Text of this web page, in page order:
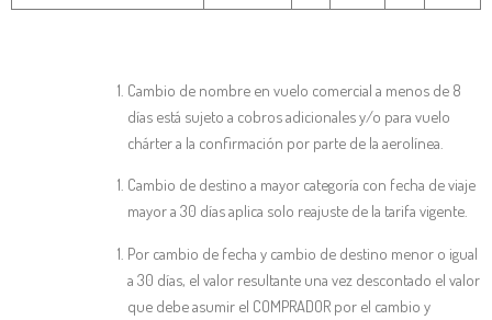
Cambio de nombre en vuelo comercial a menos de 8
días está sujeto a cobros adicionales y/o para vuelo
chárter a la confirmación por parte de la aerolínea.
Cambio de destino a mayor categoría con fecha de viaje
mayor a 30 días aplica solo reajuste de la tarifa vigente.
Por cambio de fecha y cambio de destino menor o igual
a 30 días, el valor resultante una vez descontado el valor
que debe asumir el COMPRADOR por el cambio y